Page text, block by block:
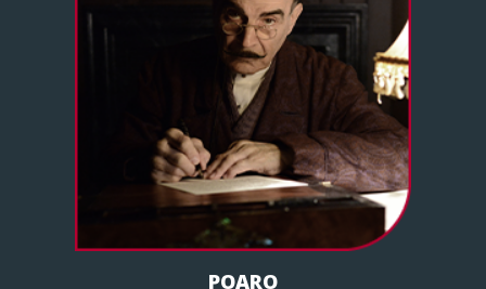
POARO